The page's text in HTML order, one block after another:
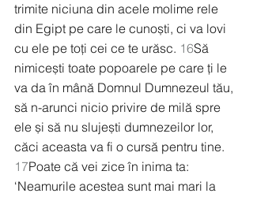
trimite niciuna din acele molime rele
din Egipt pe care le cunoști, ci va lovi
cu ele pe toți cei ce te urăsc. 16Să
nimicești toate popoarele pe care ți le
va da în mână Domnul Dumnezeul tău,
să n-arunci nicio privire de milă spre
ele și să nu slujești dumnezeilor lor,
căci aceasta va fi o cursă pentru tine.
17Poate că vei zice în inima ta:
‘Neamurile acestea sunt mai mari la